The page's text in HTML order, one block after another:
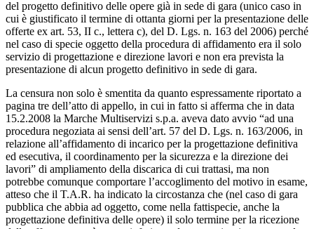
del progetto definitivo delle opere già in sede di gara (unico caso in
cui è giustificato il termine di ottanta giorni per la presentazione delle
offerte ex art. 53, II c., lettera c), del D. Lgs. n. 163 del 2006) perché
nel caso di specie oggetto della procedura di affidamento era il solo
servizio di progettazione e direzione lavori e non era prevista la
presentazione di alcun progetto definitivo in sede di gara.
La censura non solo è smentita da quanto espressamente riportato a
pagina tre dell’atto di appello, in cui in fatto si afferma che in data
15.2.2008 la Marche Multiservizi s.p.a. aveva dato avvio “ad una
procedura negoziata ai sensi dell’art. 57 del D. Lgs. n. 163/2006, in
relazione all’affidamento di incarico per la progettazione definitiva
ed esecutiva, il coordinamento per la sicurezza e la direzione dei
lavori” di ampliamento della discarica di cui trattasi, ma non
potrebbe comunque comportare l’accoglimento del motivo in esame,
atteso che il T.A.R. ha indicato la circostanza che (nel caso di gara
pubblica che abbia ad oggetto, come nella fattispecie, anche la
progettazione definitiva delle opere) il solo termine per la ricezione